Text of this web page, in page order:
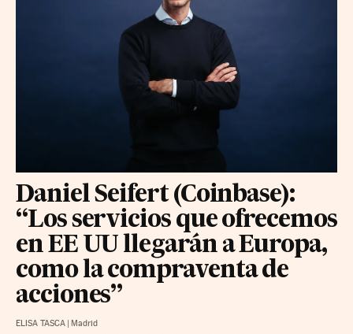
Daniel Seifert (Coinbase):
“Los servicios que ofrecemos
en EE UU llegarán a Europa,
como la compraventa de
acciones”
ELISA TASCA Madrid